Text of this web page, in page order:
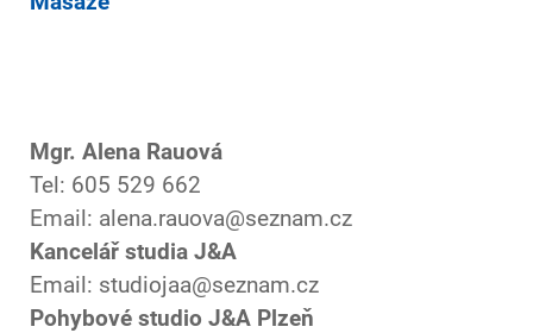
Mgr. Alena Rauová
Tel: 605 529 662
Email: alena.rauova@seznam.cz
Kancelář studia J&A
Email: studiojaa@seznam.cz
Pohybové studio J&A Plzeň